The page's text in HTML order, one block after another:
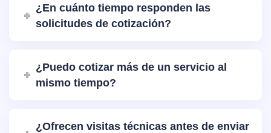
¿En cuánto tiempo responden las
solicitudes de cotización?
¿Puedo cotizar más de un servicio al
mismo tiempo?
¿Ofrecen visitas técnicas antes de enviar